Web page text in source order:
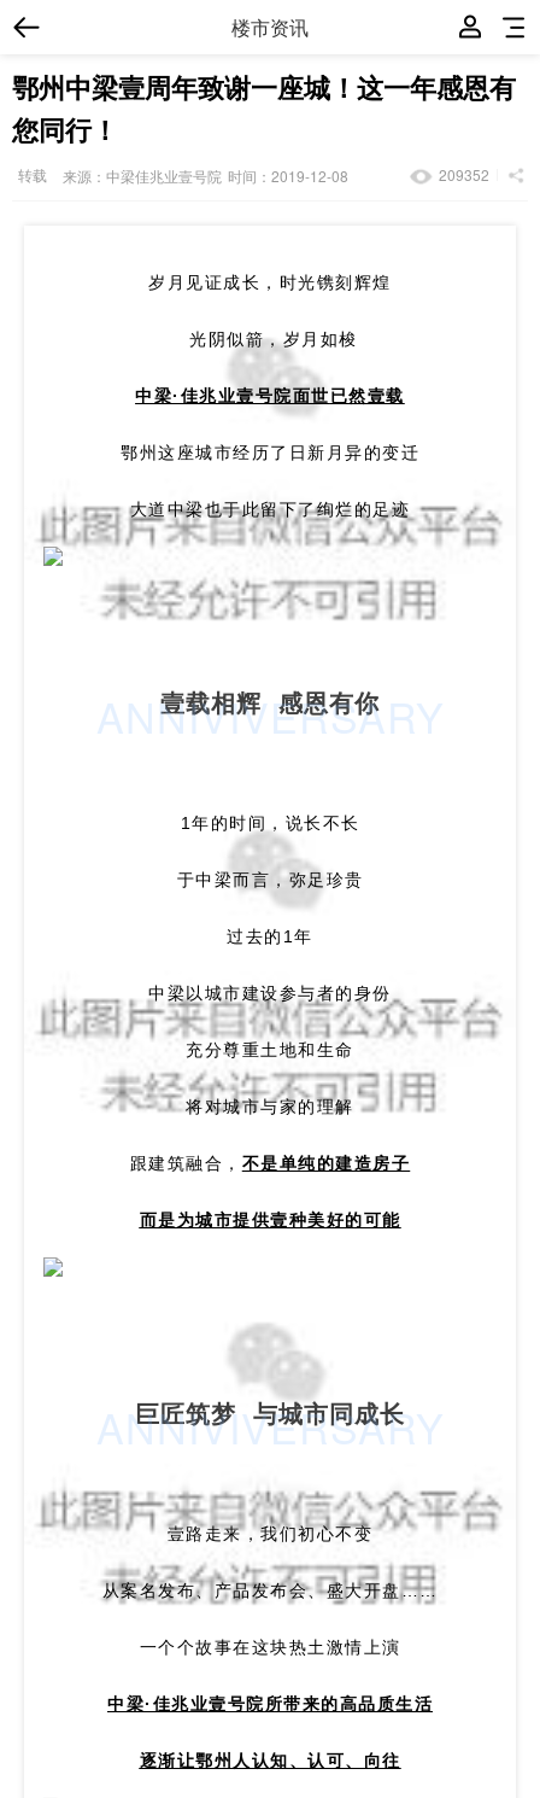
楼市资讯
鄂州中梁壹周年致谢一座城！这一年感恩有
您同行！
209352
转载 来源：中梁佳兆业壹号院 时间：2019-12-08
岁月见证成长，时光镌刻辉煌
光阴似箭，岁月如梭
中梁·佳兆业壹号院面世已然壹载
鄂州这座城市经历了日新月异的变迁
大道中梁也于此留下了绚烂的足迹
ANNIVIVERSARY
壹载相辉 感恩有你
1年的时间，说长不长
于中梁而言，弥足珍贵
过去的1年
中梁以城市建设参与者的身份
充分尊重土地和生命
将对城市与家的理解
跟建筑融合， 不是单纯的建造房子
而是为城市提供壹种美好的可能
ANNIVIVERSARY
巨匠筑梦 与城市同成长
壹路走来，我们初心不变
从案名发布、产品发布会、盛大开盘……
一个个故事在这块热土激情上演
中梁·佳兆业壹号院所带来的高品质生活
逐渐让鄂州人认知、认可、向往